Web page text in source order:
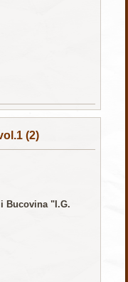
(2)
Bucovina "I.G.